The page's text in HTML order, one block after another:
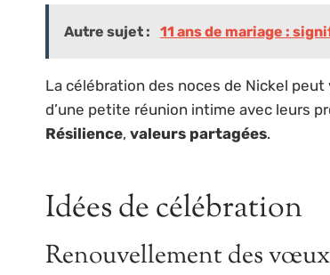
Autre sujet : 11 ans de mariage :
La célébration des noces de Nickel
d’une petite réunion intime avec leurs
Résilience, valeurs partagées.
Idées de célébration
Renouvellement des vœux